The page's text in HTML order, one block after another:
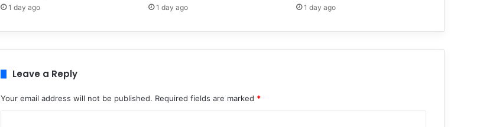
1 day ago 1 day ago 1 day ago
Leave a Reply
Your email address will not be published. Required fields are marked *